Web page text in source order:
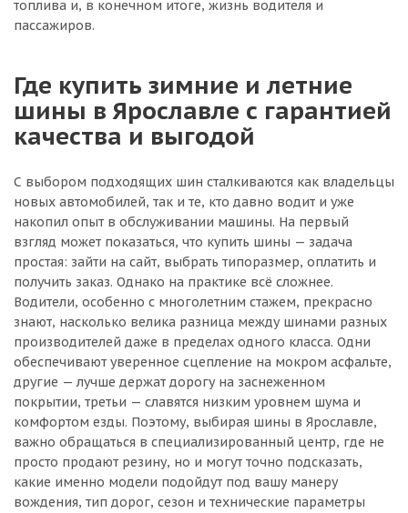
топлива и, в конечном итоге, жизнь водителя и
пассажиров.
Где купить зимние и летние
шины в Ярославле с гарантией
качества и выгодой
С выбором подходящих шин сталкиваются как владельцы
новых автомобилей, так и те, кто давно водит и уже
накопил опыт в обслуживании машины. На первый
взгляд может показаться, что купить шины — задача
простая: зайти на сайт, выбрать типоразмер, оплатить и
получить заказ. Однако на практике всё сложнее.
Водители, особенно с многолетним стажем, прекрасно
знают, насколько велика разница между шинами разных
производителей даже в пределах одного класса. Одни
обеспечивают уверенное сцепление на мокром асфальте,
другие — лучше держат дорогу на заснеженном
покрытии, третьи — славятся низким уровнем шума и
комфортом езды. Поэтому, выбирая шины в Ярославле,
важно обращаться в специализированный центр, где не
просто продают резину, но и могут точно подсказать,
какие именно модели подойдут под вашу манеру
вождения, тип дорог, сезон и технические параметры